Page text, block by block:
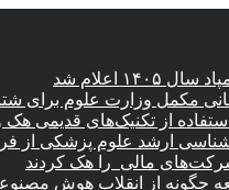
اعلام شد
مکمل وزارت علوم برای
از تکنیک‌های قدیمی هک
ارشد علوم پزشکی از
مالی را هک کردند
چگونه از انقلاب هوش